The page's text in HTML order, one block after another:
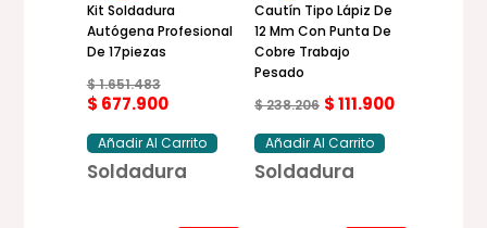
Kit Soldadura
Autógena Profesional
De 17piezas
$1.651.483
$ 677.900
Añadir Al Carrito
Soldadura
Cautín Tipo Lápiz De
12 Mm Con Punta De
Cobre Trabajo
Pesado
$238.206 $111.900
Añadir Al Carrito
Soldadura